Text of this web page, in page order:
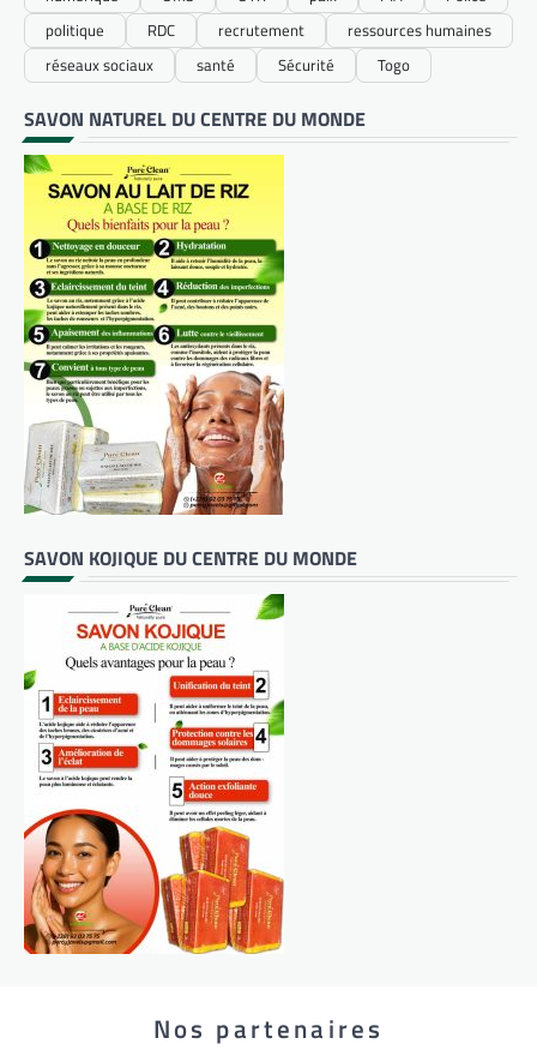
politique
RDC recrutement
ressources humaines
réseaux sociaux
santé Sécurité Togo
SAVON NATUREL DU CENTRE DU MONDE
SAVON KOJIQUE DU CENTRE DU MONDE
Nos partenaires